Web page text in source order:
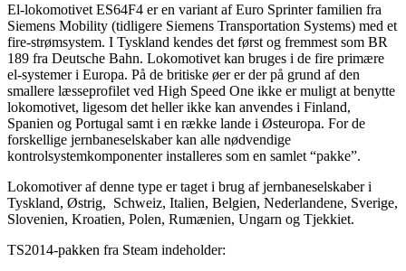
El-lokomotivet ES64F4 er en variant af Euro Sprinter familien fra
Siemens Mobility (tidligere Siemens Transportation Systems) med et
fire-strømsystem. I Tyskland kendes det først og fremmest som BR
189 fra Deutsche Bahn. Lokomotivet kan bruges i de fire primære
el-systemer i Europa. På de britiske øer er der på grund af den
smallere læsseprofilet ved High Speed One ikke er muligt at benytte
lokomotivet, ligesom det heller ikke kan anvendes i Finland,
Spanien og Portugal samt i en række lande i Østeuropa. For de
forskellige jernbaneselskaber kan alle nødvendige
kontrolsystemkomponenter installeres som en samlet “pakke”.
Lokomotiver af denne type er taget i brug af jernbaneselskaber i
Tyskland, Østrig, Schweiz, Italien, Belgien, Nederlandene, Sverige,
Slovenien, Kroatien, Polen, Rumænien, Ungarn og Tjekkiet.
TS2014-pakken fra Steam indeholder: